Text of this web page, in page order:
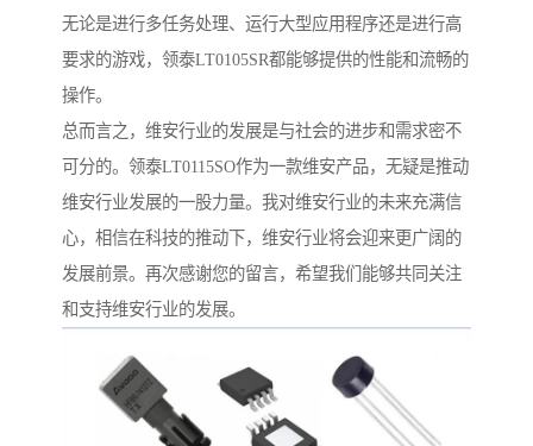
无论是进行多任务处理、运行大型应用程序还是进行高
要求的游戏，领泰LT0105SR都能够提供的性能和流畅的
操作。
总而言之，维安行业的发展是与社会的进步和需求密不
可分的。领泰LT0115SO作为一款维安产品，无疑是推动
维安行业发展的一股力量。我对维安行业的未来充满信
心，相信在科技的推动下，维安行业将会迎来更广阔的
发展前景。再次感谢您的留言，希望我们能够共同关注
和支持维安行业的发展。